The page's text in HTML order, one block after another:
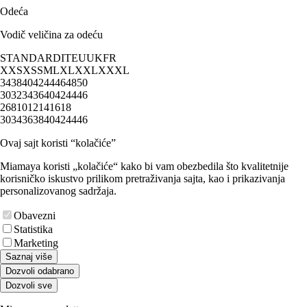
Odeća
Vodič veličina za odeću
STANDARDITEUUKFR
XXSXSSMLXLXXLXXXL
3438404244464850
3032343640424446
2681012141618
3034363840424446
Ovaj sajt koristi “kolačiće”
Miamaya koristi „kolačiće“ kako bi vam obezbedila što kvalitetnije
korisničko iskustvo prilikom pretraživanja sajta, kao i prikazivanja
personalizovanog sadržaja.
Obavezni
Statistika
Marketing
Saznaj više
Dozvoli odabrano
Dozvoli sve